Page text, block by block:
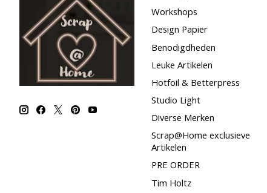
Workshops
Design Papier
Benodigdheden
Leuke Artikelen
Hotfoil & Betterpress
Studio Light
Diverse Merken
Scrap@Home exclusieve
Artikelen
PRE ORDER
Tim Holtz